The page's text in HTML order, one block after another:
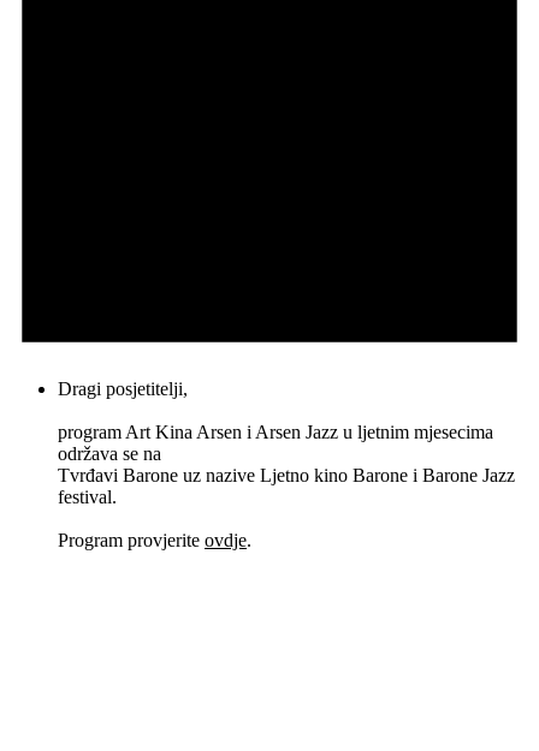
Dragi posjetitelji,
program Art Kina Arsen i Arsen Jazz u ljetnim mjesecima
održava se na
Tvrđavi Barone uz nazive Ljetno kino Barone i Barone Jazz
festival.
Program provjerite ovdje.